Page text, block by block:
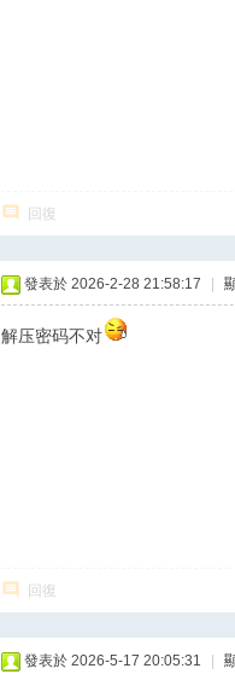
回復
發表於 2026-2-28 21:58:17
解压密码不对
回復
發表於 2026-5-17 20:05:31